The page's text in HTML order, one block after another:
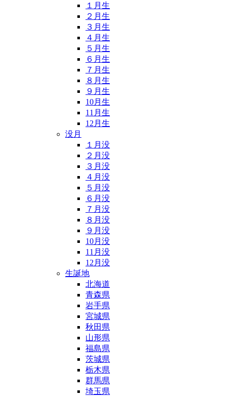
１月生
２月生
３月生
４月生
５月生
６月生
７月生
８月生
９月生
10月生
11月生
12月生
没月
１月没
２月没
３月没
４月没
５月没
６月没
７月没
８月没
９月没
10月没
11月没
12月没
生誕地
北海道
青森県
岩手県
宮城県
秋田県
山形県
福島県
茨城県
栃木県
群馬県
埼玉県